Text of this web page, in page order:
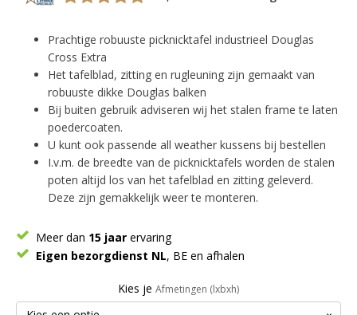
Prachtige robuuste picknicktafel industrieel Douglas
Cross Extra
Het tafelblad, zitting en rugleuning zijn gemaakt van
robuuste dikke Douglas balken
Bij buiten gebruik adviseren wij het stalen frame te laten
poedercoaten.
U kunt ook passende all weather kussens bij bestellen
I.v.m. de breedte van de picknicktafels worden de stalen
poten altijd los van het tafelblad en zitting geleverd.
Deze zijn gemakkelijk weer te monteren.
Meer dan 15 jaar ervaring
Eigen bezorgdienst NL, BE en afhalen
Kies je Afmetingen (lxbxh)